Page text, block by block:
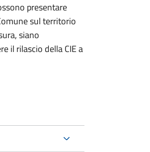
presentare
sul territorio
siano
il rilascio della CIE a